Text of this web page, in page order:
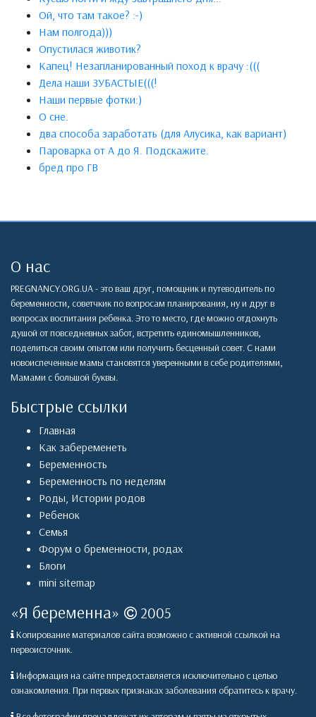
Ой, что там такое? :-)
Нам полгода)))
Опустилася животик?
Капец! Незапланированный поход к врачу :(((
Дела наши ЗУБАСТЫЕ(((!
Наши первые фотки:)
О сне.
два способа заработать (для Алусика, как вариант)
Пароварка от А до Я. Подскажите.
бред про ГВ
О нас
PREGNANCY.ORG.UA - это ваш друг, помощник и путеводитель по
беременности, советчкик по вопросам планирования, ну и друг в
вопросах воспитания ребенка. Это то место, где можно отдохнуть
душой от повседневных забот, встретить единомышленников,
поделиться своим опытом или получить бесценный совет. С нами
новоиспеченные мамы становятся уверенными в себе родителями,
Мамами с большой буквы.
Быстрые ссылки
Главная
Как забеременеть
Беременность
Беременность по неделям
Роды, Истории родов
Ребенок
Семья
Форум о бременности, родах
Блоги
mini sitemap
«Я беременна» 2005
Копирование материалов сайта возможно с активной ссылкой на
первоисточник.
Информация на сайте ппредоставляется исключительно с целью
ознакомления. При первых признаках заболевания обратитесь к врачу.